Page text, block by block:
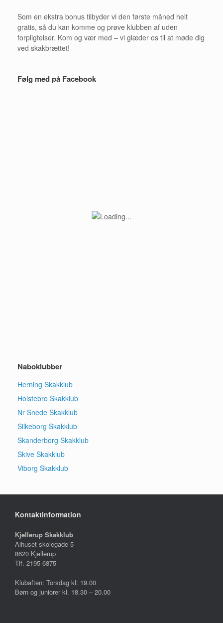
Som en ekstra bonus tilbyder vi den første måned helt
gratis, så du kan komme og prøve klubben af uden
forpligtelser. Kom og vær med – vi glæder os til at møde dig
ved skakbrættet!
Følg med på Facebook
Naboklubber
Herning Skakklub
Holstebro Skakklub
Nr Snede Skakklub
Silkeborg Skakklub
Skanderborg Skakklub
Skive Skakklub
Viborg Skakklub
Kontaktinformation
Kjellerup Skakklub
Alhuset skolegade 5
8620 Kjellerup
Tlf. 2195 6875
Klubaften: Torsdag kl: 19.00
Børn og juniorer kl. 18.30 – 20.00